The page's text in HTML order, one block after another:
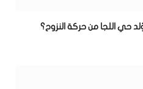
حي اللجا من حركة النزوح؟